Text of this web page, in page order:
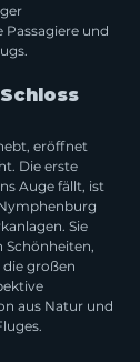
und
eröffnet
Die erste
Auge fällt, ist
Sie
großen
aus Natur und